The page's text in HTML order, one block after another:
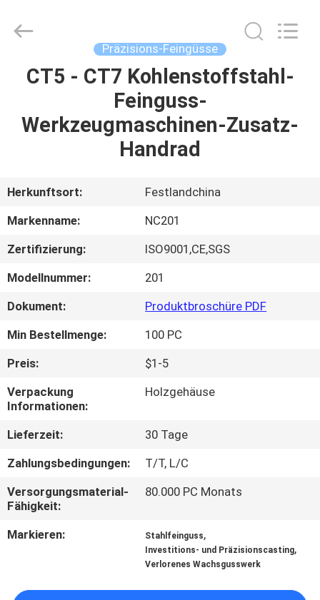
VIDEOS
UNS
WERKSBESICHTIGUNG
QUALITÄTSKONTROLLE
KONTAKT
UNS
NEUIGKEITEN
BITTE UM
ANGEBOT
Foundry
CO.,LTD.
Präzisions-Feingüsse
CT5 - CT7 Kohlenstoffstahl-
Feinguss-
Werkzeugmaschinen-Zusatz-
Handrad
Herkunftsort:
Festlandchina
Markenname:
NC201
Zertifizierung:
ISO9001,CE,SGS
Modellnummer:
201
Dokument:
Produktbroschüre PDF
Min Bestellmenge:
100 PC
Preis:
$1-5
Verpackung
Informationen:
Holzgehäuse
Lieferzeit:
30 Tage
Zahlungsbedingungen:
T/T, L/C
Versorgungsmaterial-
Fähigkeit:
80.000 PC Monats
Markieren: Stahlfeinguss,
Investitions- und Präzisionscasting,
Verlorenes Wachsgusswerk